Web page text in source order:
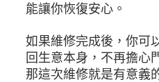
能讓你恢復安心。
如果維修完成後，你可
回生意本身，不再擔心
那這次維修就是有意義